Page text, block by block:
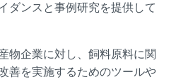
ダンスと事例研究を提供して
物企業に対し、飼料原料に関
善を実施するためのツールや